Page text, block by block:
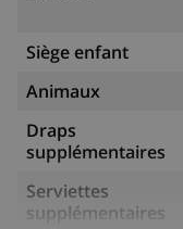
Siège enfant
Animaux
Draps
supplémentaires
Serviettes
supplémentaires